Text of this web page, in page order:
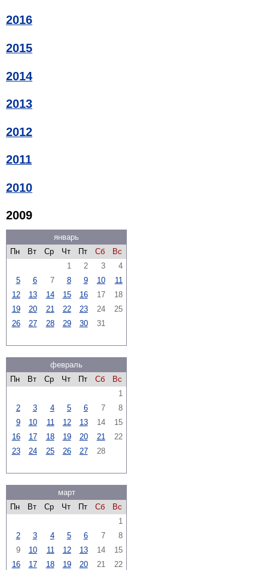
2016
2015
2014
2013
2012
2011
2010
2009
январь
Пн
Вт Ср Чт Пт Сб
Вс
1
2 3
4
5
6 7 8 9 10
11
12
13 14 15 16 17
18
19
20 21 22 23 24
25
26
27 28 29 30 31
февраль
Пн
Вт Ср Чт Пт Сб
Вс
1
2
3 4 5 6 7
8
9
10 11 12 13 14
15
16
17 18 19 20 21
22
23
24 25 26 27 28
март
Пн
Вт Ср Чт Пт Сб
Вс
1
2
3 4 5 6 7
8
9
10 11 12 13 14
15
16
17 18 19 20 21
22